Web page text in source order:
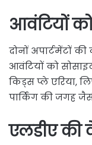
आवंटियों
दोनों अपार्टमेंटों
आवंटियों को
किड्स प्ले एरिया,
पार्किंग की जगह
एलडीए की